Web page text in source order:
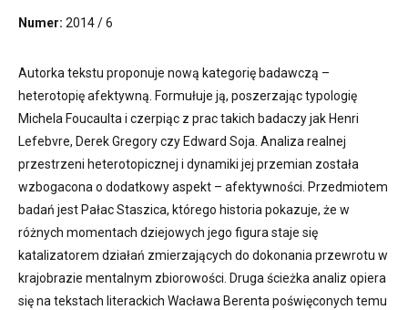
Numer: 2014 / 6
Autorka tekstu proponuje nową kategorię badawczą –
heterotopię afektywną. Formułuje ją, poszerzając typologię
Michela Foucaulta i czerpiąc z prac takich badaczy jak Henri
Lefebvre, Derek Gregory czy Edward Soja. Analiza realnej
przestrzeni heterotopicznej i dynamiki jej przemian została
wzbogacona o dodatkowy aspekt – afektywności. Przedmiotem
badań jest Pałac Staszica, którego historia pokazuje, że w
różnych momentach dziejowych jego figura staje się
katalizatorem działań zmierzających do dokonania przewrotu w
krajobrazie mentalnym zbiorowości. Druga ścieżka analiz opiera
się na tekstach literackich Wacława Berenta poświęconych temu